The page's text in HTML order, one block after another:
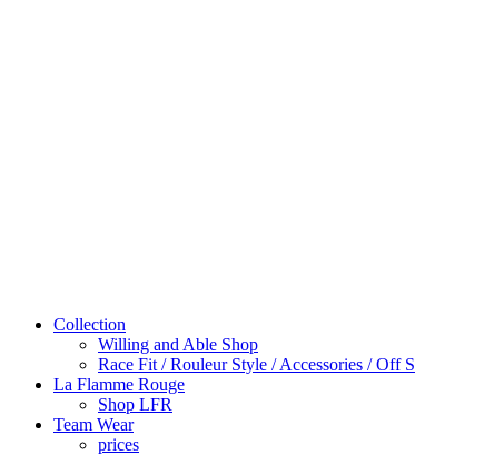
Collection
Willing and Able Shop
Race Fit / Rouleur Style / Accessories / Off S
La Flamme Rouge
Shop LFR
Team Wear
prices